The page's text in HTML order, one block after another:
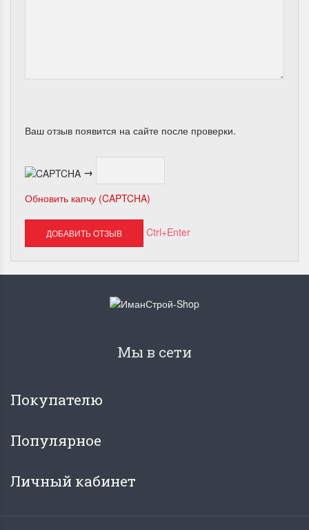
Ваш отзыв появится на сайте после проверки.
→
Обновить капчу (CAPTCHA)
Ctrl+Enter
Мы в сети
Покупателю
Популярное
Личный кабинет